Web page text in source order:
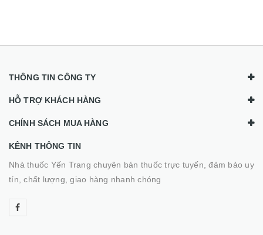
THÔNG TIN CÔNG TY
HỖ TRỢ KHÁCH HÀNG
CHÍNH SÁCH MUA HÀNG
KÊNH THÔNG TIN
Nhà thuốc Yến Trang chuyên bán thuốc trực tuyến, đảm bảo uy
tín, chất lượng, giao hàng nhanh chóng